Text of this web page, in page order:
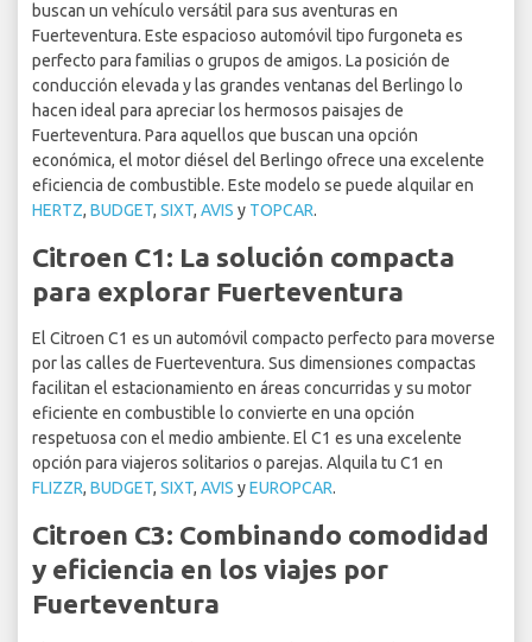
buscan un vehículo versátil para sus aventuras en
Fuerteventura. Este espacioso automóvil tipo furgoneta es
perfecto para familias o grupos de amigos. La posición de
conducción elevada y las grandes ventanas del Berlingo lo
hacen ideal para apreciar los hermosos paisajes de
Fuerteventura. Para aquellos que buscan una opción
económica, el motor diésel del Berlingo ofrece una excelente
eficiencia de combustible. Este modelo se puede alquilar en
HERTZ, BUDGET, SIXT, AVIS y TOPCAR.
Citroen C1: La solución compacta
para explorar Fuerteventura
El Citroen C1 es un automóvil compacto perfecto para moverse
por las calles de Fuerteventura. Sus dimensiones compactas
facilitan el estacionamiento en áreas concurridas y su motor
eficiente en combustible lo convierte en una opción
respetuosa con el medio ambiente. El C1 es una excelente
opción para viajeros solitarios o parejas. Alquila tu C1 en
FLIZZR, BUDGET, SIXT, AVIS yEUROPCAR.
Citroen C3: Combinando comodidad
y eficiencia en los viajes por
Fuerteventura